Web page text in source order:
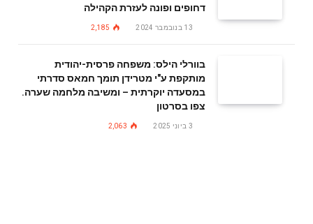
דחופים ופונה לעזרת הקהילה
13 בנובמבר 2024 2,185
בוורלי הילס: משפחה פרסית-יהודית
מותקפת ע"י מטרידן תומך חמאס סדרתי
במסעדה יוקרתית – ומשיבה מלחמה שערה.
צפו בסרטון
3 ביוני 2025 2,063